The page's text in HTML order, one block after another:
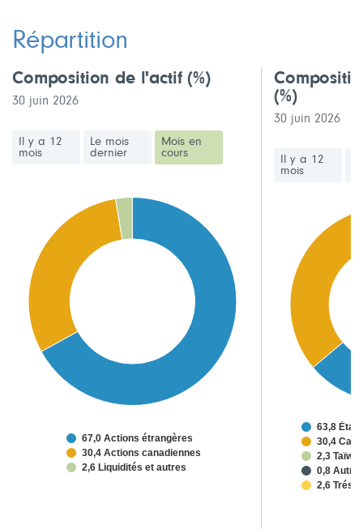
Répartition
Composition de l'actif(%)
30 juin 2026
Il y a 12
mois
Le mois
dernier
Mois en
cours
67,0 Actions étrangères
30,4 Actions canadiennes
2,6 Liquidités et autres
(%)
30 juin 2026
Il y a 12
mois
63,8
30,4
2,3
0,8
2,6